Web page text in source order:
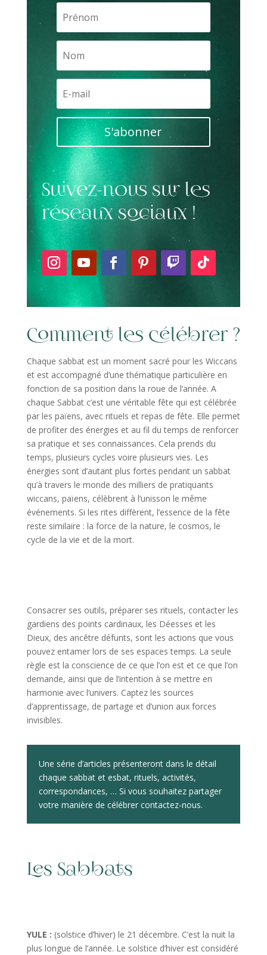
S'abonner
Suivez-nous sur les
réseaux sociaux !
Comment les célébrer ?
Chaque sabbat est un moment sacré pour les Wiccans
et est accompagné d’une thématique particulière en
fonction de sa position dans la roue de l’année. A
chaque Sabbat c’est une véritable fête qui est célébrée
par les païens, avec rituels et repas de fête. Elle permet
de profiter des énergies et au fil du temps de renforcer
sa pratique et ses connaissances. Cela prends du
temps, plusieurs cycles voire plusieurs vies. Les
énergies sont d’autant plus fortes pendant un sabbat
qu’à travers le monde des milliers de pratiquants
wiccans, païens, célèbrent à l’unisson le même
événements. Si les rites diffèrent, l’essence de la fête
reste similaire : la force de la nature, le cosmos, le
cycle de la vie et de la mort.
Consacrer ses outils, préparer ses rituels, contacter les
gardiens des points cardinaux, les Déesses et les
Dieux, des ancêtre défunts, sont les actions que vous
pouvez entamer lors de ses espaces temps. La seule
règle est la conscience de ce que l’on est et ce que l’on
demande, ainsi que de l’intention à se mettre en
harmonie avec l’univers. Captez les sources
d’apprentissage, de partage et d’union aux forces
invisibles.
Une série d’articles présenteront dans le détail
chaque sabbat et esbat, rituels, activités,
correspondances, … Si vous souhaitez partager
votre manière de célébrer contactez-nous.
Les Sabbats
YULE : (solstice d’hiver) le 21 décembre. C’est la nuit la
plus longue de l’année. Le solstice d’hiver est considéré